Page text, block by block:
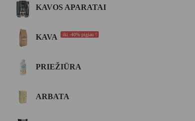
KAVOS APARATAI
KAVA iki -40% pigiau !
PRIEŽIŪRA
ARBATA